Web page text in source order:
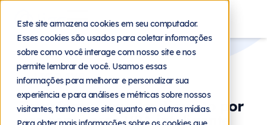
Este site armazena cookies em seu computador.
Esses cookies são usados para coletar informações
sobre como você interage com nosso site e nos
permite lembrar de você. Usamos essas
informações para melhorar e personalizar sua
experiência e para análises e métricas sobre nossos
visitantes, tanto nesse site quanto em outras mídias.
LIGO IVR
Transforme seu atendimento por
voz com nossa URA inteligente